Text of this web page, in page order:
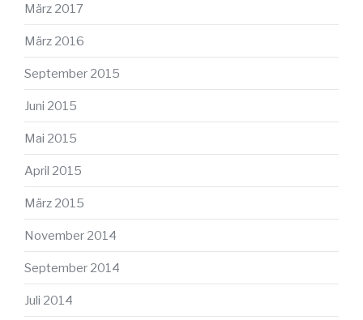
März 2017
März 2016
September 2015
Juni 2015
Mai 2015
April 2015
März 2015
November 2014
September 2014
Juli 2014